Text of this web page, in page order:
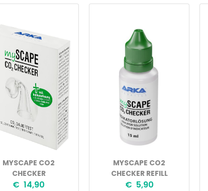
MYSCAPE CO2
CHECKER
€ 14,90
MYSCAPE CO2
CHECKER REFILL
€ 5,90